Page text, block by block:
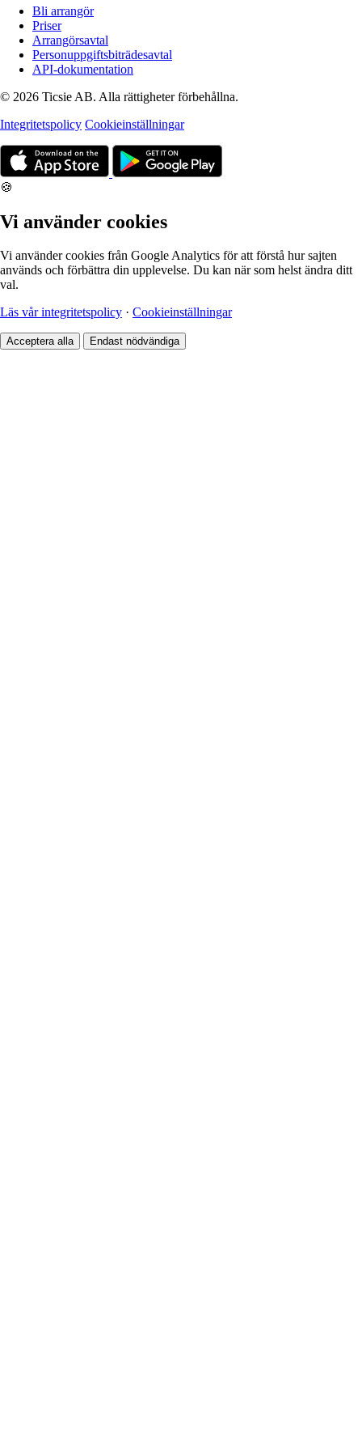
Bli arrangör
Priser
Arrangörsavtal
Personuppgiftsbiträdesavtal
API-dokumentation
© 2026 Ticsie AB. Alla rättigheter förbehållna.
Integritetspolicy Cookieinställningar
🍪
Vi använder cookies
Vi använder cookies från Google Analytics för att förstå hur sajten
används och förbättra din upplevelse. Du kan när som helst ändra ditt
val.
Läs vår integritetspolicy · Cookieinställningar
Acceptera alla Endast nödvändiga